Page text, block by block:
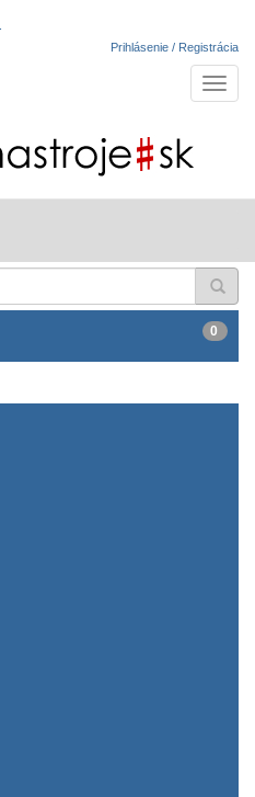
Prihlásenie / Registrácia
0